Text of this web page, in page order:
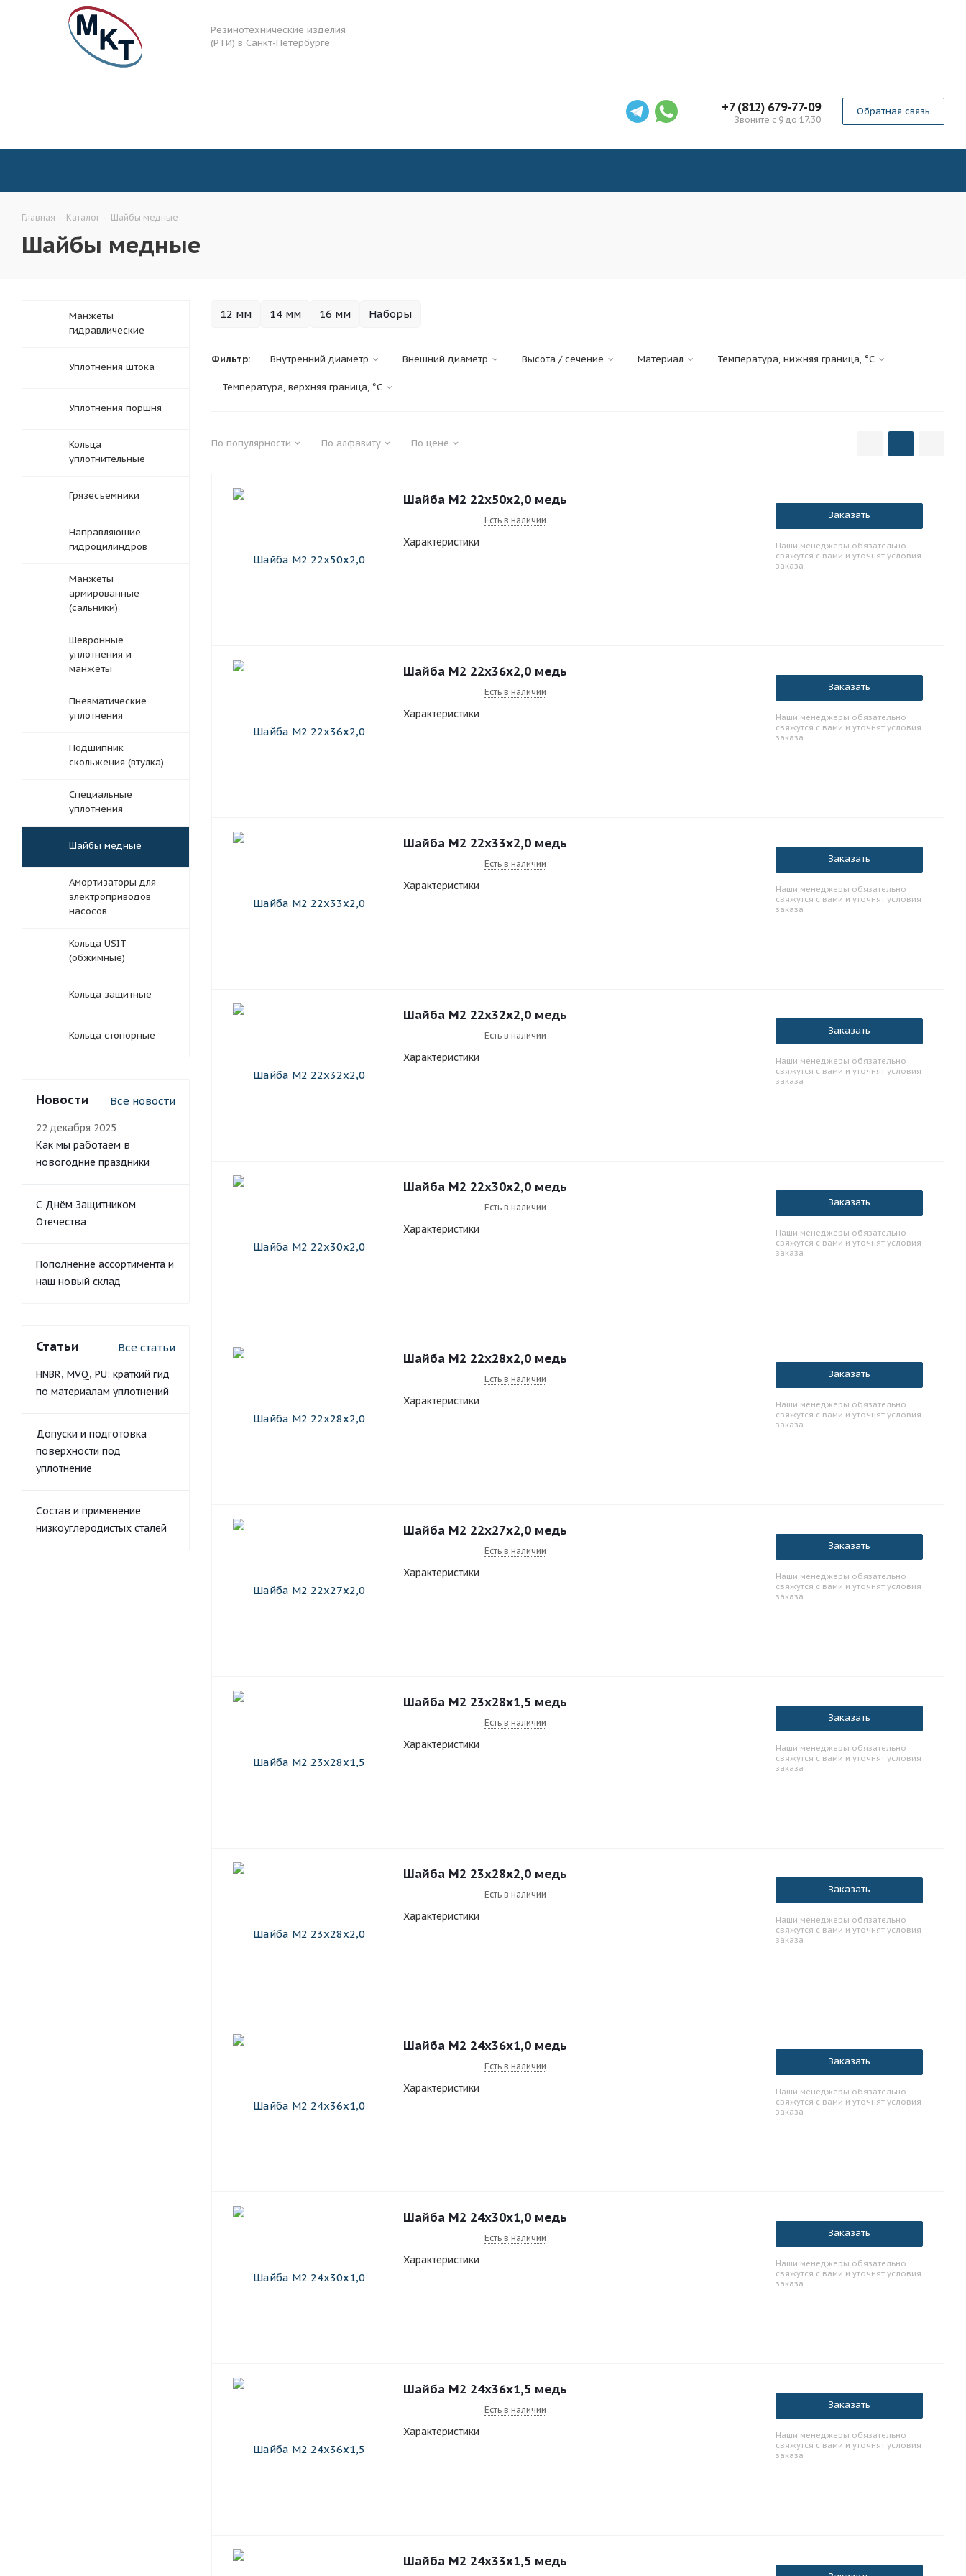
Резинотехнические изделия
(РТИ) в Санкт-Петербурге
+7 (812) 679-77-09
Звоните с 9 до 17.30
Обратная связь
Главная - Каталог - Шайбы медные
Шайбы медные
12 мм 14 мм 16 мм Наборы
Фильтр: Внутренний диаметр Внешний диаметр Высота / сечение Материал Температура, нижняя граница, °C
Температура, верхняя граница, °C
По популярности По алфавиту По цене
Шайба M2 22x50x2,0 медь
Есть в наличии
Характеристики
Заказать
Наши менеджеры обязательно
свяжутся с вами и уточнят условия
заказа
Шайба M2 22x36x2,0 медь
Есть в наличии
Характеристики
Заказать
Наши менеджеры обязательно
свяжутся с вами и уточнят условия
заказа
Шайба M2 22x33x2,0 медь
Есть в наличии
Характеристики
Заказать
Наши менеджеры обязательно
свяжутся с вами и уточнят условия
заказа
Шайба M2 22x32x2,0 медь
Есть в наличии
Характеристики
Заказать
Наши менеджеры обязательно
свяжутся с вами и уточнят условия
заказа
Шайба M2 22x30x2,0 медь
Есть в наличии
Характеристики
Заказать
Наши менеджеры обязательно
свяжутся с вами и уточнят условия
заказа
Шайба M2 22x28x2,0 медь
Есть в наличии
Характеристики
Заказать
Наши менеджеры обязательно
свяжутся с вами и уточнят условия
заказа
Шайба M2 22x27x2,0 медь
Есть в наличии
Характеристики
Заказать
Наши менеджеры обязательно
свяжутся с вами и уточнят условия
заказа
Шайба M2 23x28x1,5 медь
Есть в наличии
Характеристики
Заказать
Наши менеджеры обязательно
свяжутся с вами и уточнят условия
заказа
Шайба M2 23x28x2,0 медь
Есть в наличии
Характеристики
Заказать
Наши менеджеры обязательно
свяжутся с вами и уточнят условия
заказа
Шайба M2 24x36x1,0 медь
Есть в наличии
Характеристики
Заказать
Наши менеджеры обязательно
свяжутся с вами и уточнят условия
заказа
Шайба M2 24x30x1,0 медь
Есть в наличии
Характеристики
Заказать
Наши менеджеры обязательно
свяжутся с вами и уточнят условия
заказа
Шайба M2 24x36x1,5 медь
Есть в наличии
Характеристики
Заказать
Наши менеджеры обязательно
свяжутся с вами и уточнят условия
заказа
Шайба M2 24x33x1,5 медь
Манжеты
гидравлические
Уплотнения штока
Уплотнения поршня
Кольца
уплотнительные
Грязесъемники
Направляющие
гидроцилиндров
Манжеты
армированные
(сальники)
Шевронные
уплотнения и
манжеты
Пневматические
уплотнения
Подшипник
скольжения (втулка)
Специальные
уплотнения
Шайбы медные
Амортизаторы для
электроприводов
насосов
Кольца USIT
(обжимные)
Кольца защитные
Кольца стопорные
Новости Все новости
22 декабря 2025
Как мы работаем в
новогодние праздники
С Днём Защитником
Отечества
Пополнение ассортимента и
наш новый склад
Статьи Все статьи
HNBR, MVQ, PU: краткий гид
по материалам уплотнений
Допуски и подготовка
поверхности под
уплотнение
Состав и применение
низкоуглеродистых сталей